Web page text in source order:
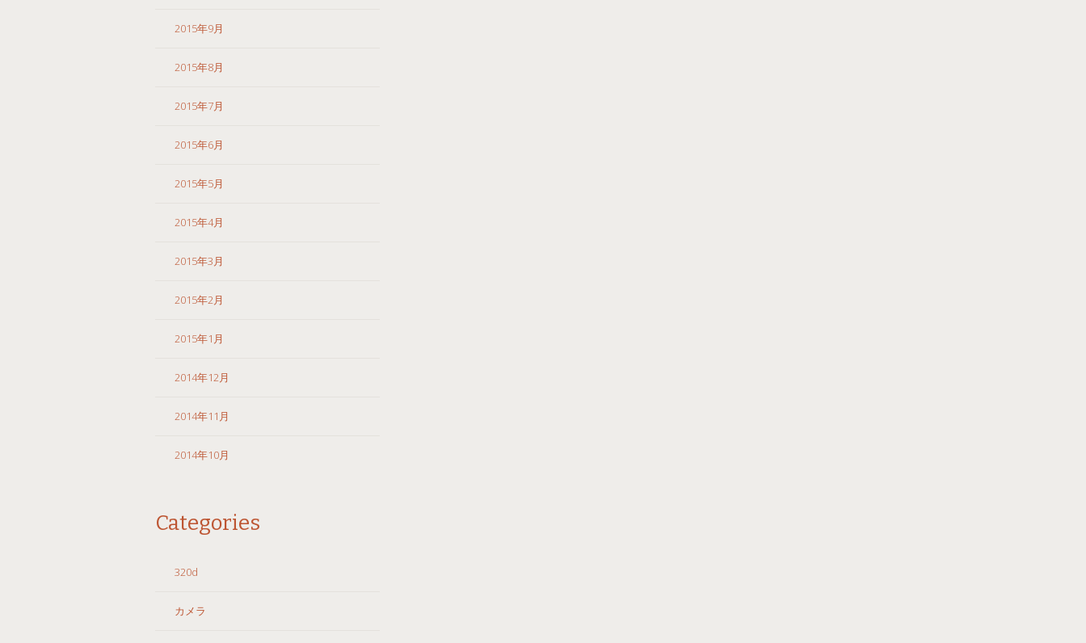
2015年9月
2015年8月
2015年7月
2015年6月
2015年5月
2015年4月
2015年3月
2015年2月
2015年1月
2014年12月
2014年11月
2014年10月
Categories
320d
カメラ